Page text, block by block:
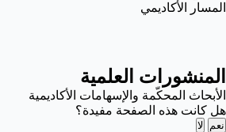
المسار الأكاديمي
المنشورات العلمية
الأبحاث المحكّمة والإسهامات الأكاديمية
هل كانت هذه الصفحة مفيدة؟
نعم لا